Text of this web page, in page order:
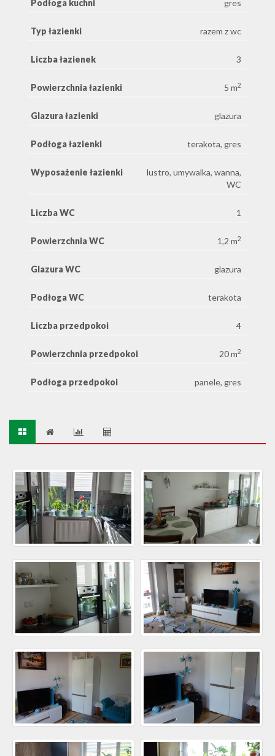
Podłoga kuchni gres
Typ łazienki razem z wc
Liczba łazienek 3
Powierzchnia łazienki 5 m2
Glazura łazienki glazura
Podłoga łazienki terakota, gres
Wyposażenie łazienki
lustro, umywalka, wanna,
WC
Liczba WC 1
Powierzchnia WC 1,2 m2
Glazura WC glazura
Podłoga WC terakota
Liczba przedpokoi 4
Powierzchnia przedpokoi 20 m2
Podłoga przedpokoi panele, gres